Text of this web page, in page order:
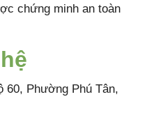
chứng minh an toàn
60, Phường Phú Tân,